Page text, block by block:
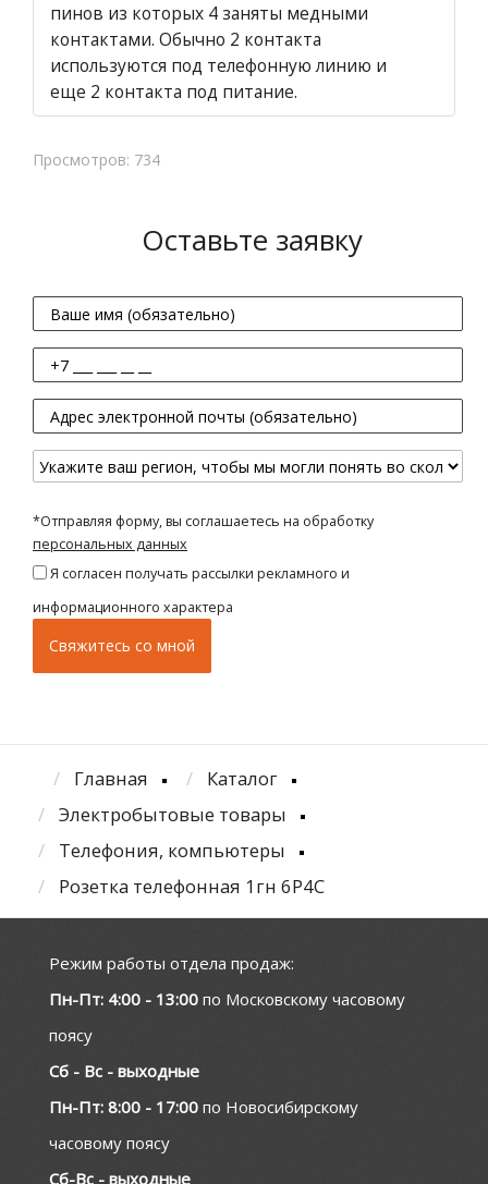
пинов из которых 4 заняты медными
контактами. Обычно 2 контакта
используются под телефонную линию и
еще 2 контакта под питание.
Просмотров: 734
Оставьте заявку
*Отправляя форму, вы соглашаетесь на обработку
персональных данных
Я согласен получать рассылки рекламного и
информационного характера
Главная
Каталог
Электробытовые товары
Телефония, компьютеры
Розетка телефонная 1гн 6P4C
Режим работы отдела продаж:
Пн-Пт: 4:00 - 13:00 по Московскому часовому
поясу
Сб - Вс - выходные
Пн-Пт: 8:00 - 17:00 по Новосибирскому
часовому поясу
Сб-Вс - выходные